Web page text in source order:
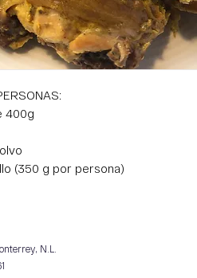
400g
(350 g por persona)
N.L.